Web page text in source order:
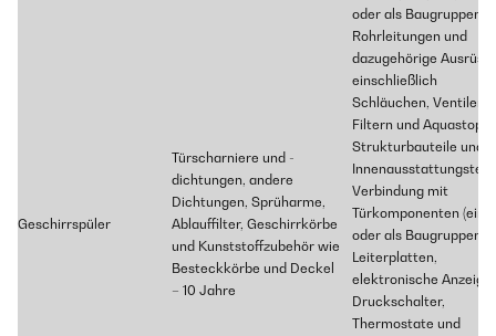
Geschirrspüler
Türscharniere und -
dichtungen, andere
Dichtungen, Sprüharme,
Ablauffilter, Geschirrkörbe
und Kunststoffzubehör wie
Besteckkörbe und Deckel
– 10 Jahre
oder als Baugruppen),
Rohrleitungen und
dazugehörige
einschließlich
Schläuchen, Ventilen,
Filtern und Aquastops,
Strukturbauteile und
Verbindung mit
Türkomponenten
oder als Baugruppen),
Leiterplatten,
elektronische
Druckschalter,
Thermostate und